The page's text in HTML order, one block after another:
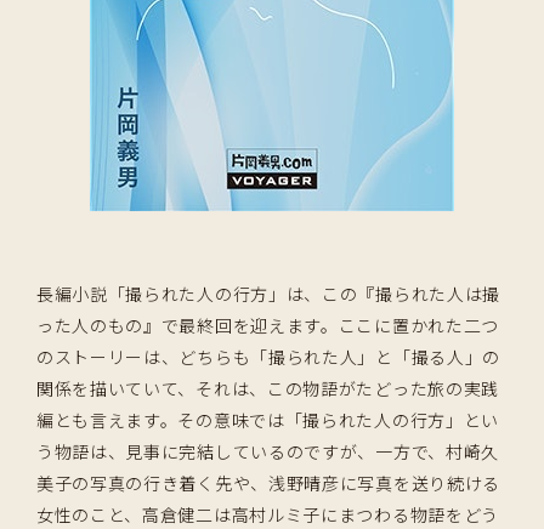
長編小説「撮られた人の行方」は、この『撮られた人は撮
った人のもの』で最終回を迎えます。ここに置かれた二つ
のストーリーは、どちらも「撮られた人」と「撮る人」の
関係を描いていて、それは、この物語がたどった旅の実践
編とも言えます。その意味では「撮られた人の行方」とい
う物語は、見事に完結しているのですが、一方で、村崎久
美子の写真の行き着く先や、浅野晴彦に写真を送り続ける
女性のこと、高倉健二は高村ルミ子にまつわる物語をどう